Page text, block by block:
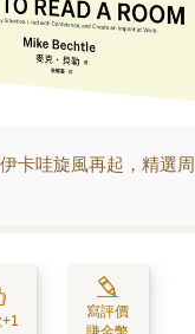
卡哇旋風再起，精選
寫評價